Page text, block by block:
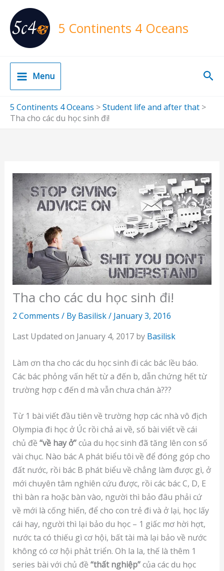
content
5 Continents 4 Oceans
Menu
5 Continents 4 Oceans >Student life and after that >
Tha cho các du học sinh đi!
Tha cho các du học sinh đi!
2 Comments / By Basilisk/ January 3, 2016
Last Updated on January 4, 2017 by Basilisk
Làm ơn tha cho các du học sinh đi các bác lều báo.
Các bác phỏng vấn hết từ a đến b, dẫn chứng hết từ
trường hợp c đến d mà vẫn chưa chán à???
Từ 1 bài viết đầu tiên về trường hợp các nhà vô địch
Olympia đi học ở Úc rồi chả ai về, số bài viết về cái
chủ đề “về hay ở”của du học sinh đã tăng lên con số
vài chục. Nào bác A phát biểu tôi về để đóng góp cho
đất nước, rồi bác B phát biểu về chẳng làm được gì, ở
mới chuyên tâm nghiên cứu được, rồi các bác C, D, E
thì bàn ra hoặc bàn vào, người thì bảo đâu phải cứ
về mới là cống hiến, để cho con trẻ đi và ở lại, học lấy
cái hay, người thì lại bảo du học – 1 giấc mơ hời hợt,
nước ta có thiếu gì cơ hội, bất tài mà lại bảo về nước
không có cơ hội phảt triển. Oh la la, thế là thêm 1
series bài với chủ đề “thất nghiệp”của các du học